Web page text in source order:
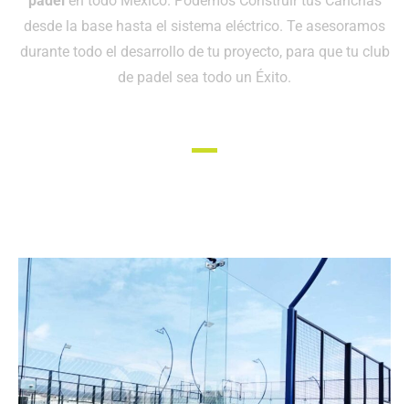
desde la base hasta el sistema eléctrico. Te asesoramos
durante todo el desarrollo de tu proyecto, para que tu club
de padel sea todo un Éxito.